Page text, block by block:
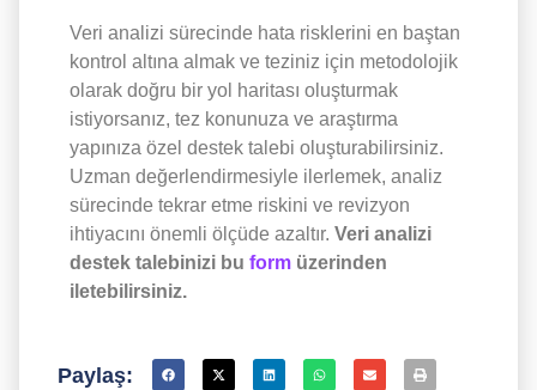
Veri analizi sürecinde hata risklerini en baştan
kontrol altına almak ve teziniz için metodolojik
olarak doğru bir yol haritası oluşturmak
istiyorsanız, tez konunuza ve araştırma
yapınıza özel destek talebi oluşturabilirsiniz.
Uzman değerlendirmesiyle ilerlemek, analiz
sürecinde tekrar etme riskini ve revizyon
ihtiyacını önemli ölçüde azaltır. Veri analizi
destek talebinizi bu form üzerinden
iletebilirsiniz.
Paylaş: